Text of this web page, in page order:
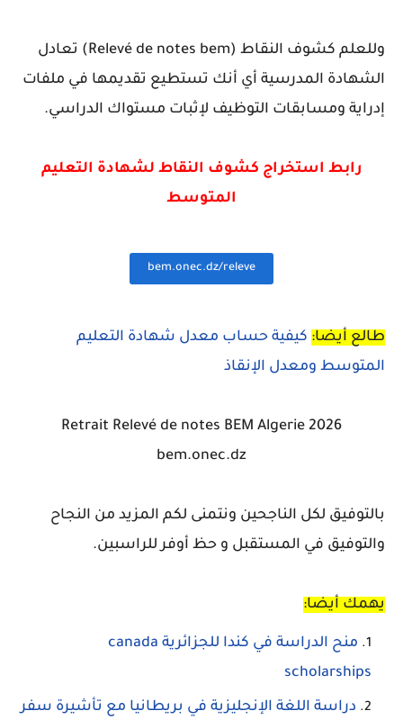
وللعلم كشوف النقاط (Relevé de notes bem)
تعادل
الشهادة المدرسية أي أنك تستطيع تقديمها في ملفات
إدراية ومسابقات التوظيف لإثبات مستواك الدراسي.
رابط استخراج كشوف النقاط لشهادة التعليم
المتوسط
bem.onec.dz/releve
طالع أيضا: كيفية حساب معدل شهادة التعليم
المتوسط ومعدل الإنقاذ
Retrait Relevé de notes BEM Algerie 2026
bem.onec.dz
بالتوفيق لكل الناجحين ونتمنى لكم المزيد من النجاح
والتوفيق في المستقبل و حظ أوفر للراسبين.
يهمك أيضا:
منح الدراسة في كندا للجزائرية canada
scholarships
دراسة اللغة الإنجليزية في بريطانيا مع تأشيرة سفر